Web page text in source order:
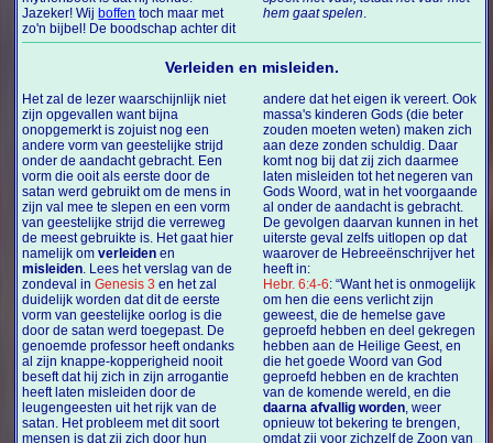
Jazeker! Wij boffen toch maar met
zo'n bijbel! De boodschap achter dit
hem gaat spelen.
Verleiden en misleiden.
Het zal de lezer waarschijnlijk niet
zijn opgevallen want bijna
onopgemerkt is zojuist nog een
andere vorm van geestelijke strijd
onder de aandacht gebracht. Een
vorm die ooit als eerste door de
satan werd gebruikt om de mens in
zijn val mee te slepen en een vorm
van geestelijke strijd die verreweg
de meest gebruikte is. Het gaat hier
namelijk omverleiden en
misleiden. Lees het verslag van de
zondeval inGenesis 3 en het zal
duidelijk worden dat dit de eerste
vorm van geestelijke oorlog is die
door de satan werd toegepast. De
genoemde professor heeft ondanks
al zijn knappe-kopperigheid nooit
beseft dat hij zich in zijn arrogantie
heeft laten misleiden door de
leugengeesten uit het rijk van de
satan. Het probleem met dit soort
mensen is dat zij zich door hun
andere dat het eigen ik vereert. Ook
massa's kinderen Gods (die beter
zouden moeten weten) maken zich
aan deze zonden schuldig. Daar
komt nog bij dat zij zich daarmee
laten misleiden tot het negeren van
Gods Woord, wat in het voorgaande
al onder de aandacht is gebracht.
De gevolgen daarvan kunnen in het
uiterste geval zelfs uitlopen op dat
waarover de Hebreeënschrijver het
heeft in:
Hebr. 6:4-6: “Want het is onmogelijk
om hen die eens verlicht zijn
geweest, die de hemelse gave
geproefd hebben en deel gekregen
hebben aan de Heilige Geest, en
die het goede Woord van God
geproefd hebben en de krachten
van de komende wereld, en die
daarna afvallig worden, weer
opnieuw tot bekering te brengen,
omdat zij voor zichzelf de Zoon van